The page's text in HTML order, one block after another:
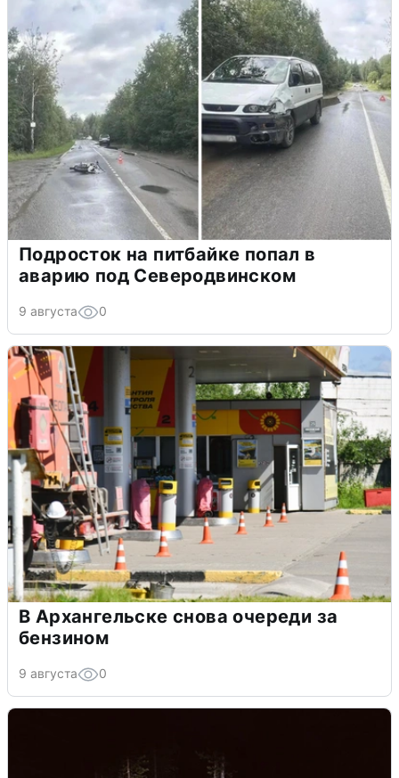
Подросток на питбайке попал в
аварию под Северодвинском
9 августа 0
В Архангельске снова очереди за
бензином
9 августа 0